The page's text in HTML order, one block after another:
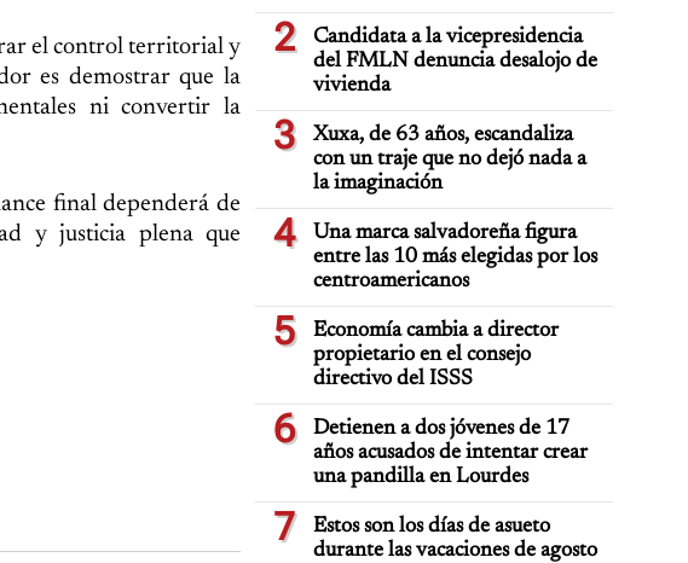
el control territorial y
es demostrar que la
ni convertir la
final dependerá de
y justicia plena que
TPS
2
Candidata a la vicepresidencia
del FMLN denuncia desalojo de
vivienda
3
Xuxa, de 63 años, escandaliza
con un traje que no dejó nada a
la imaginación
4
Una marca salvadoreña figura
entre las 10 más elegidas por los
centroamericanos
5
Economía cambia a director
propietario en el consejo
directivo del ISSS
6
Detienen a dos jóvenes de 17
años acusados de intentar crear
una pandilla en Lourdes
7
Estos son los días de asueto
durante las vacaciones de agosto